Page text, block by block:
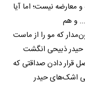
معارضه نیست؛ اما آیا
... و هم
که مو را از ماست
حیدر ذبیحی انگشت
قرار دادن صداقتی که
اشک‌های حیدر